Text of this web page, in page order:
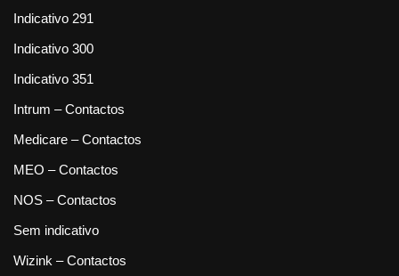
Indicativo 291
Indicativo 300
Indicativo 351
Intrum – Contactos
Medicare – Contactos
MEO – Contactos
NOS – Contactos
Sem indicativo
Wizink – Contactos